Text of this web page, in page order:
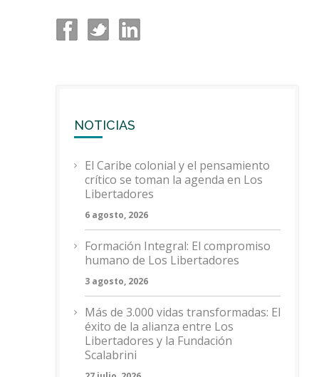
NOTICIAS
El Caribe colonial y el pensamiento
crítico se toman la agenda en Los
Libertadores
6 agosto, 2026
Formación Integral: El compromiso
humano de Los Libertadores
3 agosto, 2026
Más de 3.000 vidas transformadas: El
éxito de la alianza entre Los
Libertadores y la Fundación
Scalabrini